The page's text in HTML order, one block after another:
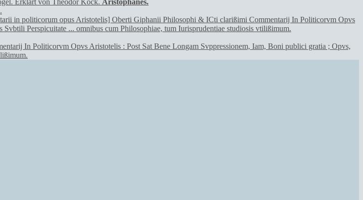
In Politicorvm Opvs Aristotelis : Post Sat Bene Longam Svppressionem, Iam, Boni publici gratia ; Opvs,